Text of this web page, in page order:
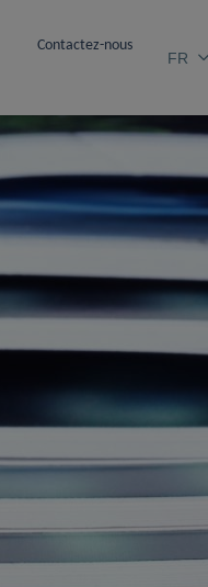
Contactez-nous
FR